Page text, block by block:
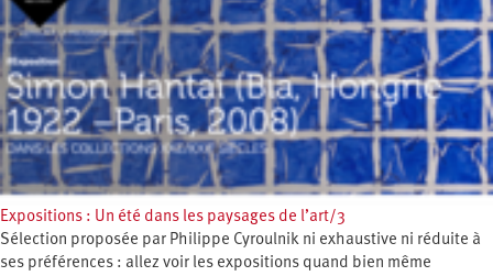
Expositions : Un été dans les paysages de l’art/3
Sélection proposée par Philippe Cyroulnik ni exhaustive ni réduite à
ses préférences : allez voir les expositions quand bien même